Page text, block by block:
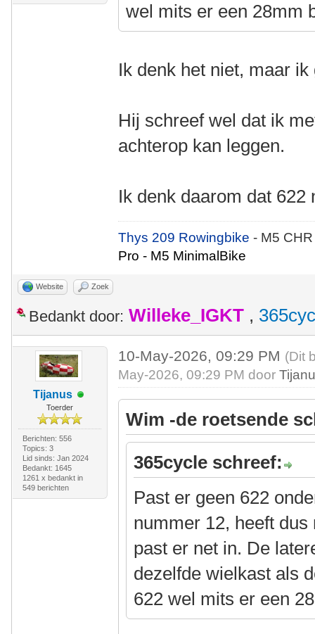
wel mits er een 28mm
Ik denk het niet, maar
Hij schreef wel dat ik
achterop kan leggen.
Ik denk daarom dat 622
Thys 209 Rowingbike- M5
Pro - M5 MinimalBike
Website Zoek
Bedankt door: Willeke_IGKT ,
Tijanus
Toerder
Berichten: 556
Topics: 3
Lid sinds: Jan 2024
Bedankt: 1645
1261 x bedankt in
549 berichten
10-May-2026, 09:29 PM (Dit
May-2026, 09:29 PM door
Wim -de roetsende
365cycle schreef:
Past er geen 622
nummer 12, heeft
past er net in. De
dezelfde wielkast als
622 wel mits er een